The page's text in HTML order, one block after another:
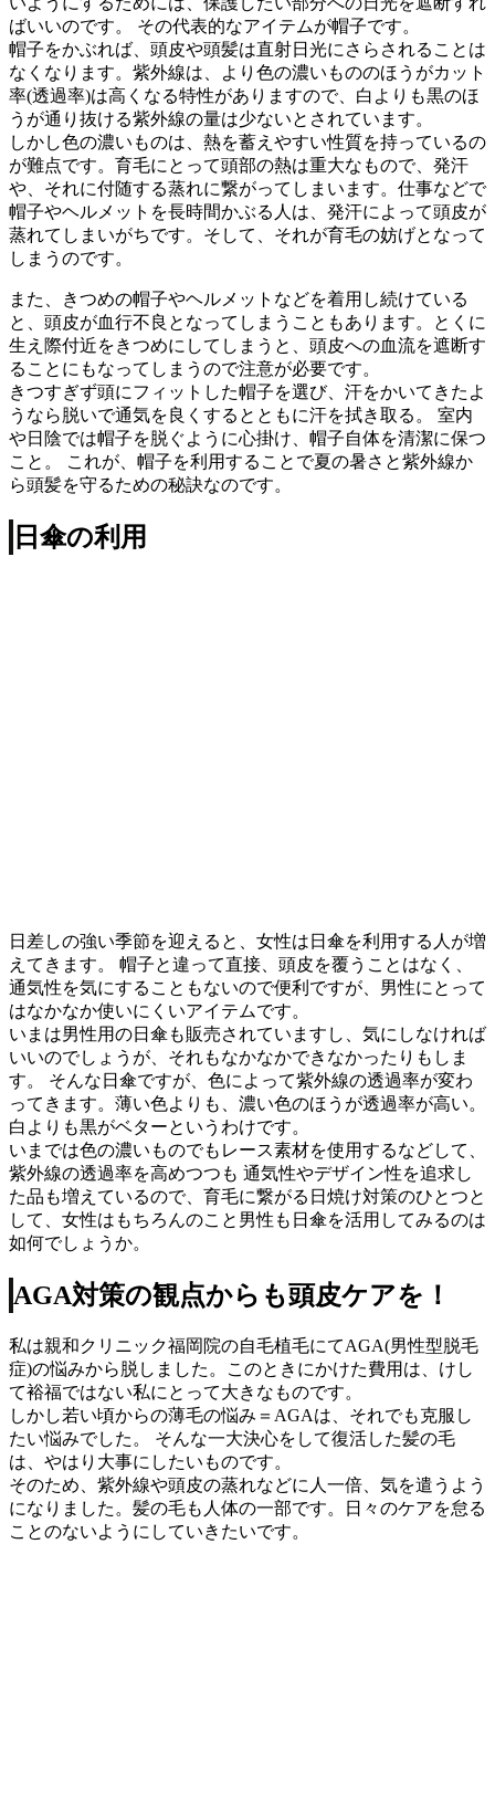
ばいいのです。 その代表的なアイテムが帽子です。
帽子をかぶれば、頭皮や頭髪は直射日光にさらされることは
なくなります。紫外線は、より色の濃いもののほうがカット
率(透過率)は高くなる特性がありますので、白よりも黒のほ
うが通り抜ける紫外線の量は少ないとされています。
しかし色の濃いものは、熱を蓄えやすい性質を持っているの
が難点です。育毛にとって頭部の熱は重大なもので、発汗
や、それに付随する蒸れに繋がってしまいます。仕事などで
帽子やヘルメットを長時間かぶる人は、発汗によって頭皮が
蒸れてしまいがちです。そして、それが育毛の妨げとなって
しまうのです。
また、きつめの帽子やヘルメットなどを着用し続けている
と、頭皮が血行不良となってしまうこともあります。とくに
生え際付近をきつめにしてしまうと、頭皮への血流を遮断す
ることにもなってしまうので注意が必要です。
きつすぎず頭にフィットした帽子を選び、汗をかいてきたよ
うなら脱いで通気を良くするとともに汗を拭き取る。 室内
や日陰では帽子を脱ぐように心掛け、帽子自体を清潔に保つ
こと。 これが、帽子を利用することで夏の暑さと紫外線か
ら頭髪を守るための秘訣なのです。
日傘の利用
日差しの強い季節を迎えると、女性は日傘を利用する人が増
えてきます。 帽子と違って直接、頭皮を覆うことはなく、
通気性を気にすることもないので便利ですが、男性にとって
はなかなか使いにくいアイテムです。
いまは男性用の日傘も販売されていますし、気にしなければ
いいのでしょうが、それもなかなかできなかったりもしま
す。 そんな日傘ですが、色によって紫外線の透過率が変わ
ってきます。薄い色よりも、濃い色のほうが透過率が高い。
白よりも黒がベターというわけです。
いまでは色の濃いものでもレース素材を使用するなどして、
紫外線の透過率を高めつつも 通気性やデザイン性を追求し
た品も増えているので、育毛に繋がる日焼け対策のひとつと
して、女性はもちろんのこと男性も日傘を活用してみるのは
如何でしょうか。
AGA対策の観点からも頭皮ケアを！
私は親和クリニック福岡院の自毛植毛にてAGA(男性型脱毛
症)の悩みから脱しました。このときにかけた費用は、けし
て裕福ではない私にとって大きなものです。
しかし若い頃からの薄毛の悩み＝AGAは、それでも克服し
たい悩みでした。 そんな一大決心をして復活した髪の毛
は、やはり大事にしたいものです。
そのため、紫外線や頭皮の蒸れなどに人一倍、気を遣うよう
になりました。髪の毛も人体の一部です。日々のケアを怠る
ことのないようにしていきたいです。